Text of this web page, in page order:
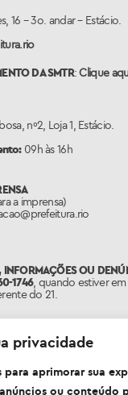
privacidade
aprimorar sua
ou conteúdo
16 – 3o. andar – Estácio.
DA SMTR:Clique
nº2, Loja 1, Estácio.
09h às 16h
a imprensa)
INFORMAÇÕES OU
1746, quando estiver
do 21.